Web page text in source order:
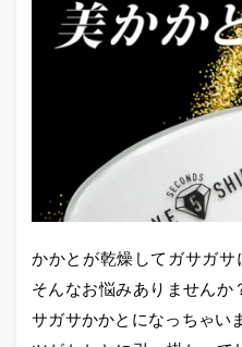
かかとが乾燥してガサガ
そんなお悩みありませんか
サガサかかとになっちゃい